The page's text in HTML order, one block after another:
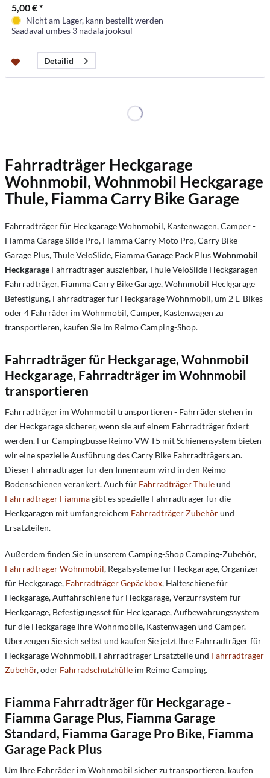
5,00 € *
Nicht am Lager, kann bestellt werden
Saadaval umbes 3 nädala jooksul
Detailid
Fahrradträger Heckgarage
Wohnmobil, Wohnmobil Heckgarage
Thule, Fiamma Carry Bike Garage
Fahrradträger für Heckgarage Wohnmobil, Kastenwagen, Camper -
Fiamma Garage Slide Pro, Fiamma Carry Moto Pro, Carry Bike
Garage Plus, Thule VeloSlide, Fiamma Garage Pack PlusWohnmobil
Heckgarage Fahrradträger ausziehbar, Thule VeloSlide Heckgaragen-
Fahrradträger, Fiamma Carry Bike Garage, Wohnmobil Heckgarage
Befestigung, Fahrradträger für Heckgarage Wohnmobil, um 2 E-Bikes
oder 4 Fahrräder im Wohnmobil, Camper, Kastenwagen zu
transportieren, kaufen Sie im Reimo Camping-Shop.
Fahrradträger für Heckgarage, Wohnmobil
Heckgarage, Fahrradträger im Wohnmobil
transportieren
Fahrradträger im Wohnmobil transportieren - Fahrräder stehen in
der Heckgarage sicherer, wenn sie auf einem Fahrradträger fixiert
werden. Für Campingbusse Reimo VW T5 mit Schienensystem bieten
wir eine spezielle Ausführung des Carry Bike Fahrradträgers an.
Dieser Fahrradträger für den Innenraum wird in den Reimo
Bodenschienen verankert. Auch für Fahrradträger Thuleund
Fahrradträger Fiammagibt es spezielle Fahrradträger für die
Heckgaragen mit umfangreichem Fahrradträger Zubehörund
Ersatzteilen.
Außerdem finden Sie in unserem Camping-Shop Camping-Zubehör,
Fahrradträger Wohnmobil, Regalsysteme für Heckgarage, Organizer
für Heckgarage, Fahrradträger Gepäckbox, Halteschiene für
Heckgarage, Auffahrschiene für Heckgarage, Verzurrsystem für
Heckgarage, Befestigungsset für Heckgarage, Aufbewahrungssystem
für die Heckgarage Ihre Wohnmobile, Kastenwagen und Camper.
Überzeugen Sie sich selbst und kaufen Sie jetzt Ihre Fahrradträger für
Heckgarage Wohnmobil, Fahrradträger Ersatzteile und Fahrradträger
Zubehör, oder Fahrradschutzhülle im Reimo Camping.
Fiamma Fahrradträger für Heckgarage -
Fiamma Garage Plus, Fiamma Garage
Standard, Fiamma Garage Pro Bike, Fiamma
Garage Pack Plus
Um Ihre Fahrräder im Wohnmobil sicher zu transportieren, kaufen